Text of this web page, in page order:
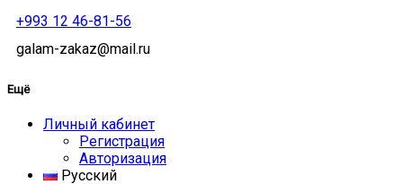
+993 12 46-81-56
galam-zakaz@mail.ru
Ещё
Личный кабинет
Регистрация
Авторизация
Русский